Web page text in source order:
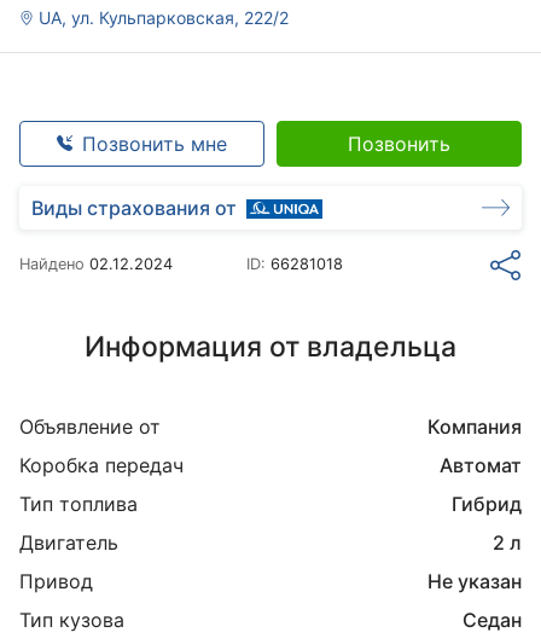
UA, ул. Кульпарковская, 222/2
Позвонить мне Позвонить
Виды страхования от
Найдено 02.12.2024 ID: 66281018
Информация от владельца
Объявление от
Компания
Коробка передач
Автомат
Тип топлива
Гибрид
Двигатель
2 л
Привод
Не указан
Тип кузова
Седан